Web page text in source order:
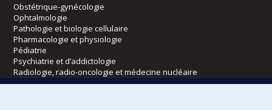
Obstétrique-gynécologie
Ophtalmologie
Pathologie et biologie cellulaire
Pharmacologie et physiologie
Pédiatrie
Psychiatrie et d’addictologie
Radiologie, radio-oncologie et médecine nucléaire